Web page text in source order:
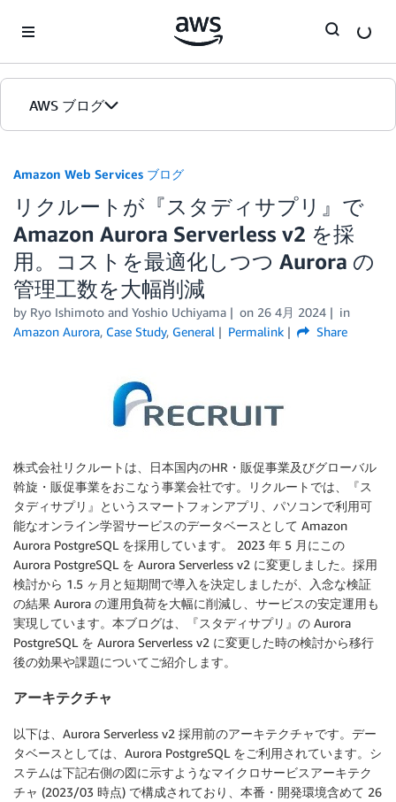
AWS ブログ
カテゴリ
エディション
Amazon Web Services ブログ
リクルートが『スタディサプリ』で
Amazon Aurora Serverless v2 を採
用。コストを最適化しつつ Aurora の
管理工数を大幅削減
by Ryo Ishimoto and Yoshio Uchiyama on 26 4月 2024
in
Amazon Aurora, Case Study, General Permalink Share
株式会社リクルートは、日本国内のHR・販促事業及びグローバル
斡旋・販促事業をおこなう事業会社です。リクルートでは、『ス
タディサプリ』というスマートフォンアプリ、パソコンで利用可
能なオンライン学習サービスのデータベースとして Amazon
Aurora PostgreSQL を採用しています。 2023 年 5 月にこの
Aurora PostgreSQL を Aurora Serverless v2 に変更しました。採用
検討から 1.5 ヶ月と短期間で導入を決定しましたが、入念な検証
の結果 Aurora の運用負荷を大幅に削減し、サービスの安定運用も
実現しています。本ブログは、『スタディサプリ』の Aurora
PostgreSQL を Aurora Serverless v2 に変更した時の検討から移行
後の効果や課題についてご紹介します。
アーキテクチャ
以下は、Aurora Serverless v2 採用前のアーキテクチャです。デー
タベースとしては、Aurora PostgreSQL をご利用されています。シ
ステムは下記右側の図に示すようなマイクロサービスアーキテク
チャ (2023/03 時点) で構成されており、本番・開発環境含めて 26